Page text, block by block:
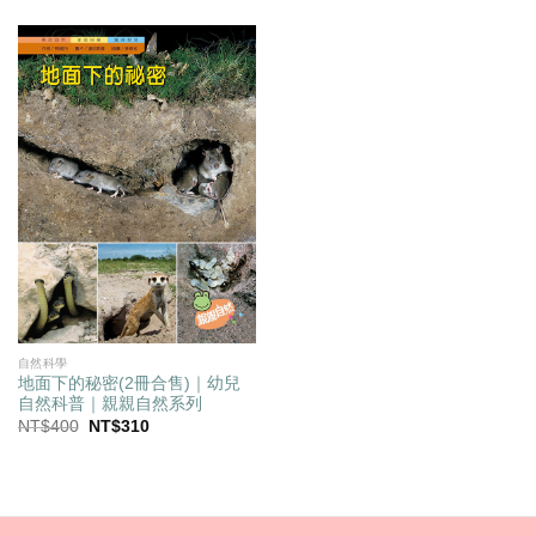
自然科學
地面下的秘密(2冊合售)｜幼兒
自然科普｜親親自然系列
NT$400
原
NT$310目